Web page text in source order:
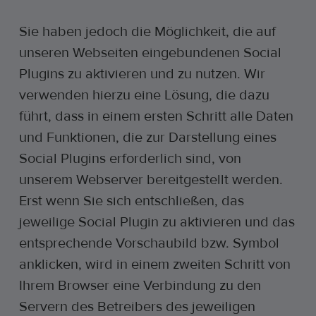
Sie haben jedoch die Möglichkeit, die auf
unseren Webseiten eingebundenen Social
Plugins zu aktivieren und zu nutzen. Wir
verwenden hierzu eine Lösung, die dazu
führt, dass in einem ersten Schritt alle Daten
und Funktionen, die zur Darstellung eines
Social Plugins erforderlich sind, von
unserem Webserver bereitgestellt werden.
Erst wenn Sie sich entschließen, das
jeweilige Social Plugin zu aktivieren und das
entsprechende Vorschaubild bzw. Symbol
anklicken, wird in einem zweiten Schritt von
Ihrem Browser eine Verbindung zu den
Servern des Betreibers des jeweiligen